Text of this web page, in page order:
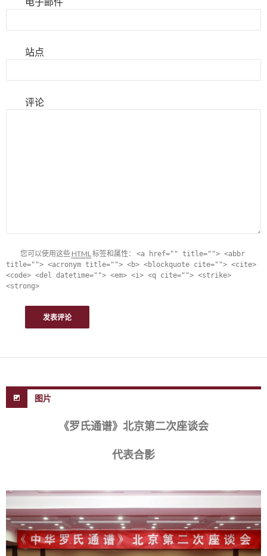
站点
评论
您可以使用这些 HTML标签和属性： <a href="" title=""> <abbr
title=""> <acronym title=""> <b> <blockquote cite=""> <cite>
<code> <del datetime=""> <em> <i> <q cite=""> <strike>
<strong>
图片
《罗氏通谱》北京第二次座谈会
代表合影